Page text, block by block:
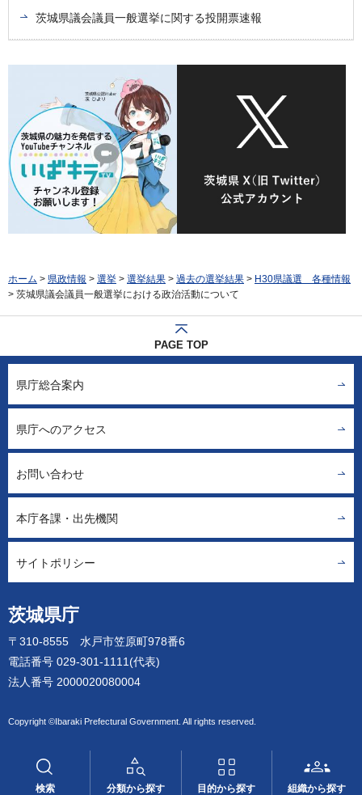
検索 分類から探す 目的から探す 組織から探す
茨城県議会議員一般選挙に関する投開票速報
ホーム > 県政情報 > 選挙 > 選挙結果 > 過去の選挙結果 > H30県議選 各種情報
> 茨城県議会議員一般選挙における政治活動について
PAGE TOP
茨城県庁
〒310-8555 水戸市笠原町978番6
電話番号 029-301-1111(代表)
法人番号 2000020080004
Copyright ©Ibaraki Prefectural Government. All rights reserved.
県庁総合案内
県庁へのアクセス
お問い合わせ
本庁各課・出先機関
サイトポリシー